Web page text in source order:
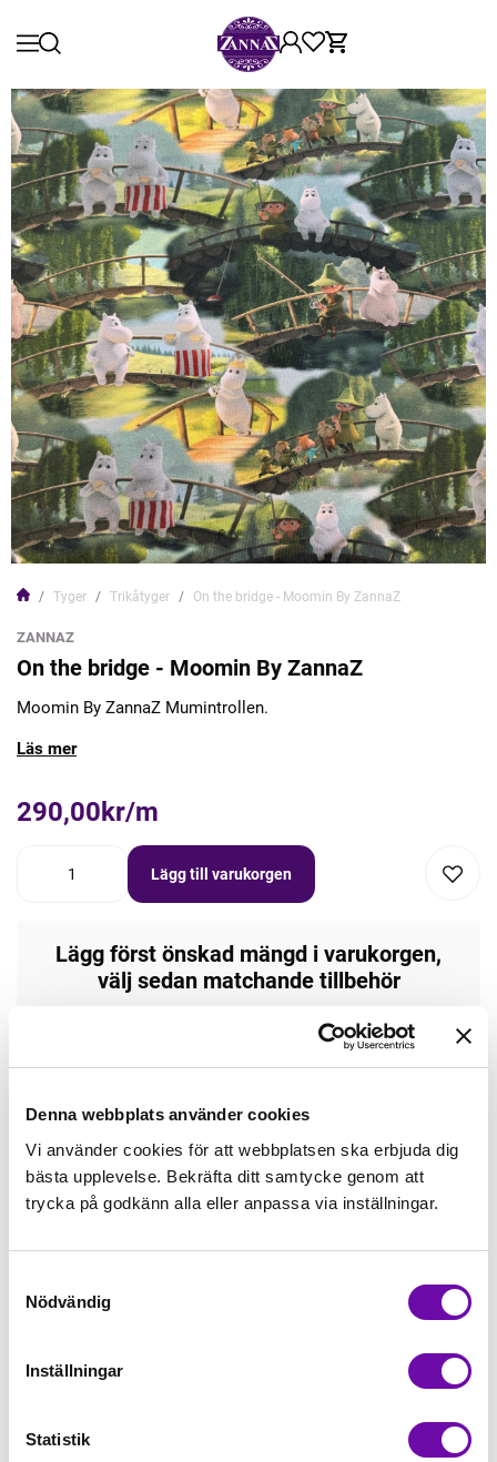
Denna webbplats använder cookies
Vi använder cookies för att webbplatsen ska erbjuda dig
bästa upplevelse. Bekräfta ditt samtycke genom att
trycka på godkänn alla eller anpassa via inställningar.
Nödvändig
Inställningar
Statistik
Tyger Trikåtyger On the bridge - Moomin By ZannaZ
ZANNAZ
On the bridge - Moomin By ZannaZ
Moomin By ZannaZ Mumintrollen.
Läs mer
290,00kr/m
Lägg till varukorgen
Lägg först önskad mängd i varukorgen,
välj sedan matchande tillbehör
Tråd matchande +45,00kr
Mudd matchande +39,50kr
Enfärgat matchande +49,00kr
Minsta beställning: 0.5 m